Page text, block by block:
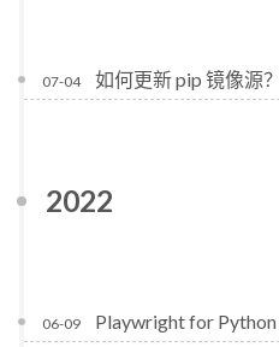
07-04 如何更新 pip 镜像源？
2022
06-09 Playwright for Python